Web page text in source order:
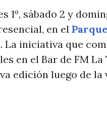
1º, sábado 2 y
en el
La iniciativa que
en el Bar de FM
edición luego de